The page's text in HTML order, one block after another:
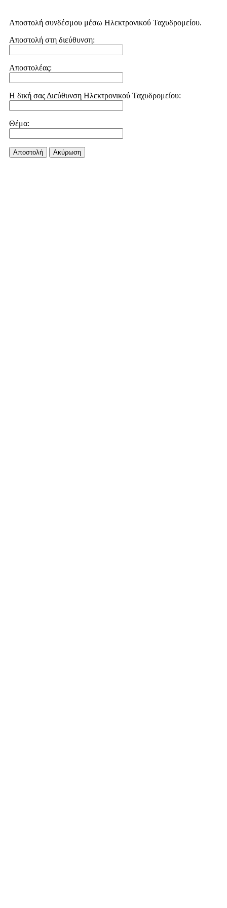
Αποστολή συνδέσμου μέσω Ηλεκτρονικού Ταχυδρομείου.
Αποστολή στη διεύθυνση:
Αποστολέας:
Η δική σας Διεύθυνση Ηλεκτρονικού Ταχυδρομείου:
Θέμα:
Αποστολή Aκύρωση